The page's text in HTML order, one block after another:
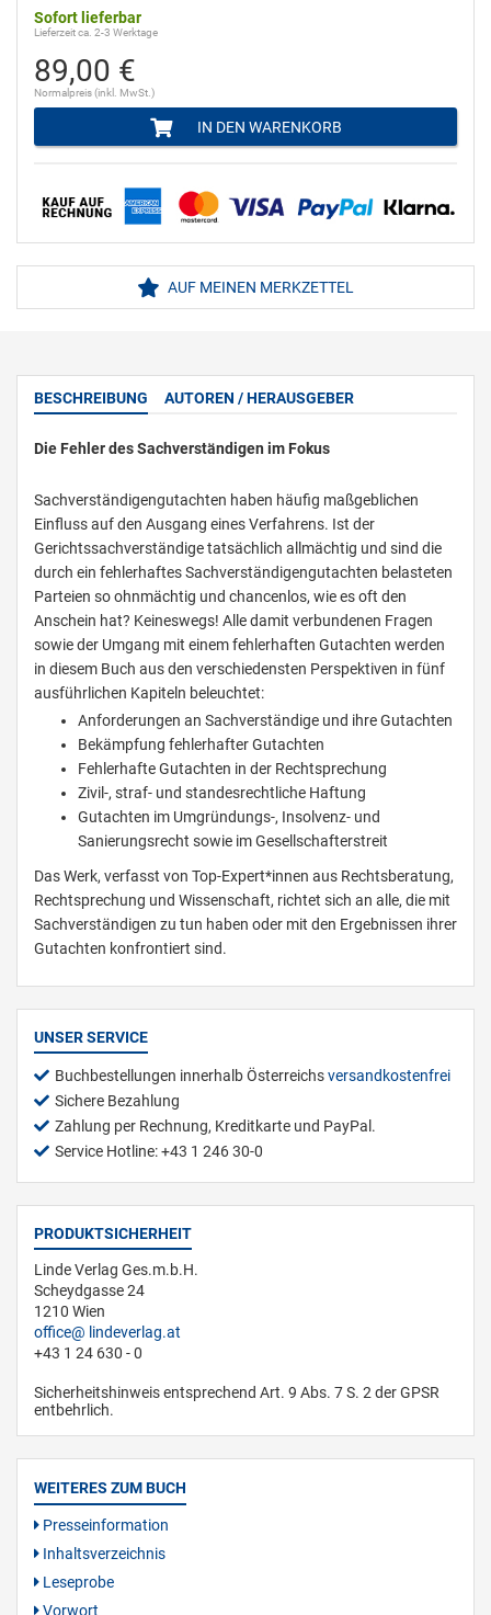
Sofort lieferbar
Lieferzeit ca. 2-3 Werktage
89,00 €
Normalpreis (inkl. MwSt.)
IN DEN WARENKORB
AUF MEINEN MERKZETTEL
BESCHREIBUNG AUTOREN / HERAUSGEBER
Die Fehler des Sachverständigen im Fokus
Sachverständigengutachten haben häufig maßgeblichen
Einfluss auf den Ausgang eines Verfahrens. Ist der
Gerichtssachverständige tatsächlich allmächtig und sind die
durch ein fehlerhaftes Sachverständigengutachten belasteten
Parteien so ohnmächtig und chancenlos, wie es oft den
Anschein hat? Keineswegs! Alle damit verbundenen Fragen
sowie der Umgang mit einem fehlerhaften Gutachten werden
in diesem Buch aus den verschiedensten Perspektiven in fünf
ausführlichen Kapiteln beleuchtet:
Anforderungen an Sachverständige und ihre Gutachten
Bekämpfung fehlerhafter Gutachten
Fehlerhafte Gutachten in der Rechtsprechung
Zivil-, straf- und standesrechtliche Haftung
Gutachten im Umgründungs-, Insolvenz- und
Sanierungsrecht sowie im Gesellschafterstreit
Das Werk, verfasst von Top-Expert*innen aus Rechtsberatung,
Rechtsprechung und Wissenschaft, richtet sich an alle, die mit
Sachverständigen zu tun haben oder mit den Ergebnissen ihrer
Gutachten konfrontiert sind.
UNSER SERVICE
Buchbestellungen innerhalb Österreichsversandkostenfrei
Sichere Bezahlung
Zahlung per Rechnung, Kreditkarte und PayPal.
Service Hotline: +43 1 246 30-0
PRODUKTSICHERHEIT
Linde Verlag Ges.m.b.H.
Scheydgasse 24
1210 Wien
office
lindeverlag.at
+43 1 24 630 - 0
Sicherheitshinweis entsprechend Art. 9 Abs. 7 S. 2 der GPSR
entbehrlich.
WEITERES ZUM BUCH
Presseinformation
Inhaltsverzeichnis
Leseprobe
Vorwort